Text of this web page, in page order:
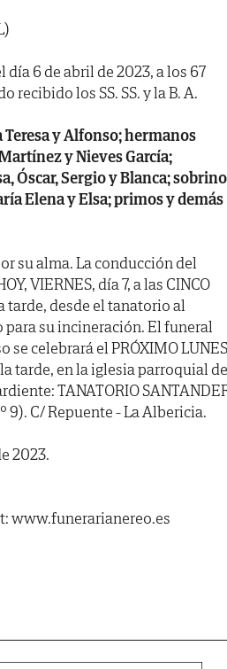
día 6 de abril de 2023, a los 67
recibido los SS. SS. y la B. A.
y Alfonso; hermanos
y Nieves García;
Óscar, Sergio y Blanca;
Elena y Elsa; primos y demás
su alma. La conducción del
VIERNES, día 7, a las CINCO
tarde, desde el tanatorio al
para su incineración. El funeral
se celebrará el PRÓXIMO
la tarde, en la iglesia parroquial de
TANATORIO
9). C/ Repuente - La Albericia.
2023.
www.funerarianereo.es